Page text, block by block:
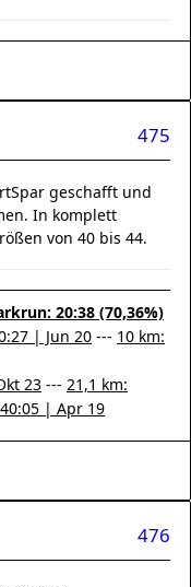
475
geschafft und
In komplett
von 40 bis 44.
20:38 (70,36%)
| Jun 20 --- 10 km:
23 --- 21,1 km:
| Apr 19
476